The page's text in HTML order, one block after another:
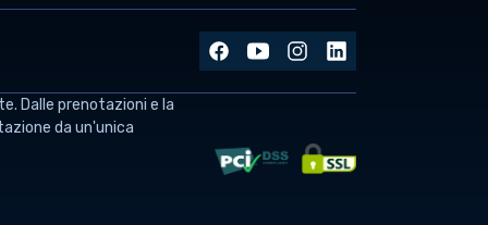
Dalle prenotazioni e la
da un'unica